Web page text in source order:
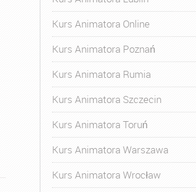
Kurs Animatora Online
Kurs Animatora Poznań
Kurs Animatora Rumia
Kurs Animatora Szczecin
Kurs Animatora Toruń
Kurs Animatora Warszawa
Kurs Animatora Wrocław